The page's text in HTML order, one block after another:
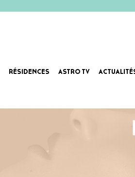
RÉSIDENCES ASTRO TV